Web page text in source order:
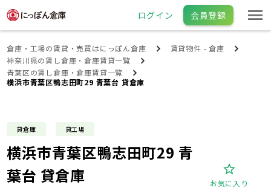
ログイン 会員登録
倉庫・工場の賃貸・売買はにっぽん倉庫
賃貸物件 - 倉庫
神奈川県の賃し倉庫・倉庫賃貸一覧
青葉区の賃し倉庫・倉庫賃貸一覧
横浜市青葉区鴨志田町29 青葉台 貸倉庫
貸倉庫 貸工場
横浜市青葉区鴨志田町29 青
葉台 貸倉庫
お気に入り